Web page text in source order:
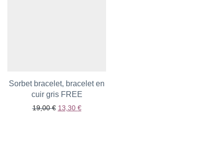
Sorbet bracelet, bracelet en
cuir gris FREE
19,00€ Le prix initial était : 19,00 €.
13,30 €Le prix actuel est : 13,30 €.
Ajouter aux favoris